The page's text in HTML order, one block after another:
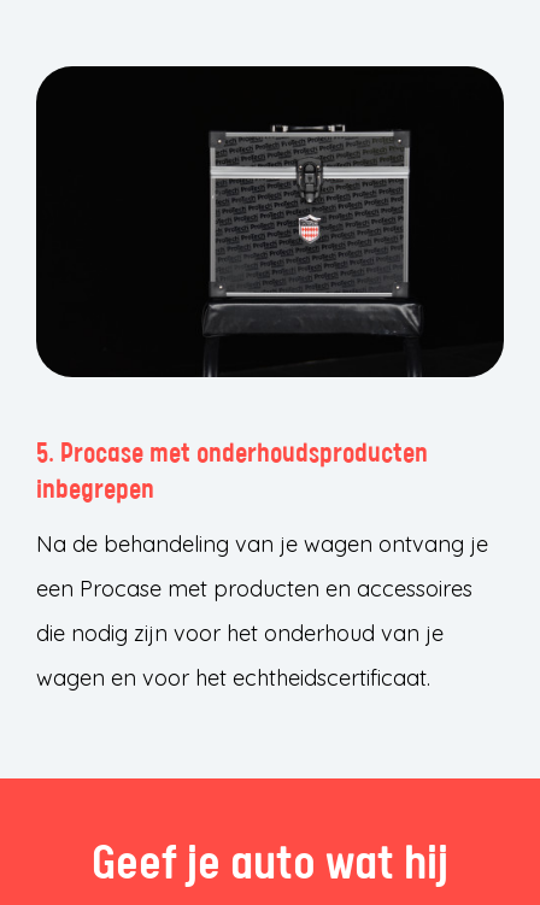
5. Procase met onderhoudsproducten
inbegrepen
Na de behandeling van je wagen ontvang je
een Procase met producten en accessoires
die nodig zijn voor het onderhoud van je
wagen en voor het echtheidscertificaat.
Geef je auto wat hij